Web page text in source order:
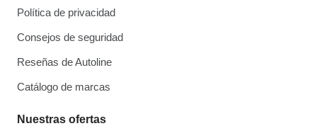
Política de privacidad
Consejos de seguridad
Reseñas de Autoline
Catálogo de marcas
Nuestras ofertas